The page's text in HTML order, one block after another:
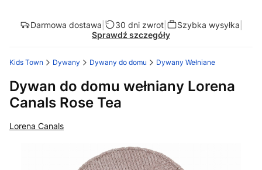
Darmowa dostawa 30 dni zwrot| Szybka wysyłka
Sprawdź szczegóły
Kids Town Dywany Dywany do domu Dywany Wełniane
Dywan do domu wełniany Lorena
Canals Rose Tea
Lorena Canals